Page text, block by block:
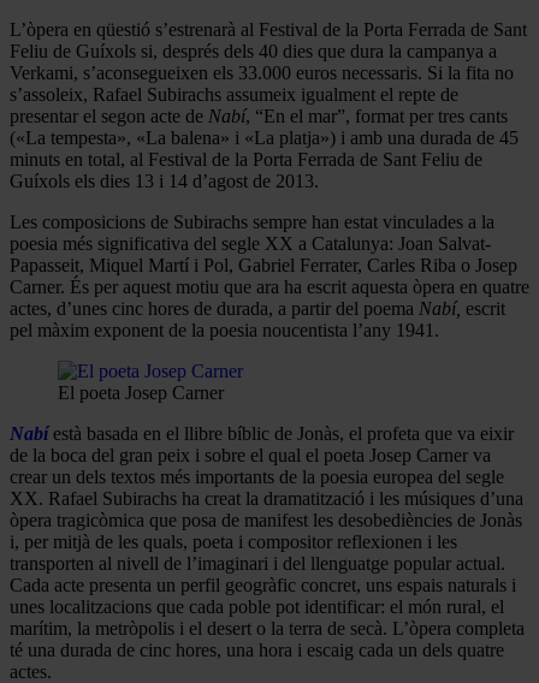
L’òpera en qüestió s’estrenarà al Festival de la Porta Ferrada de Sant
Feliu de Guíxols si, després dels 40 dies que dura la campanya a
Verkami, s’aconsegueixen els 33.000 euros necessaris. Si la fita no
s’assoleix, Rafael Subirachs assumeix igualment el repte de
presentar el segon acte de Nabí, “En el mar”, format per tres cants
(«La tempesta», «La balena» i «La platja») i amb una durada de 45
minuts en total, al Festival de la Porta Ferrada de Sant Feliu de
Guíxols els dies 13 i 14 d’agost de 2013.
Les composicions de Subirachs sempre han estat vinculades a la
poesia més significativa del segle XX a Catalunya: Joan Salvat-
Papasseit, Miquel Martí i Pol, Gabriel Ferrater, Carles Riba o Josep
Carner. És per aquest motiu que ara ha escrit aquesta òpera en quatre
actes, d’unes cinc hores de durada, a partir del poema Nabí, escrit
pel màxim exponent de la poesia noucentista l’any 1941.
El poeta Josep Carner
Nabí està basada en el llibre bíblic de Jonàs, el profeta que va eixir
de la boca del gran peix i sobre el qual el poeta Josep Carner va
crear un dels textos més importants de la poesia europea del segle
XX. Rafael Subirachs ha creat la dramatització i les músiques d’una
òpera tragicòmica que posa de manifest les desobediències de Jonàs
i, per mitjà de les quals, poeta i compositor reflexionen i les
transporten al nivell de l’imaginari i del llenguatge popular actual.
Cada acte presenta un perfil geogràfic concret, uns espais naturals i
unes localitzacions que cada poble pot identificar: el món rural, el
marítim, la metròpolis i el desert o la terra de secà. L’òpera completa
té una durada de cinc hores, una hora i escaig cada un dels quatre
actes.